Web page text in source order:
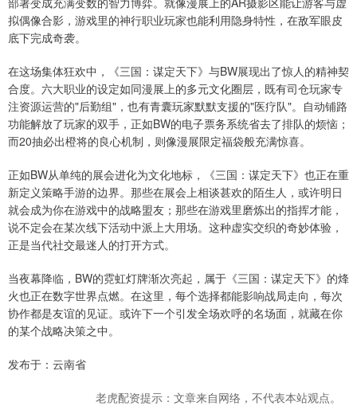
拟偶像合影，游戏里的神行职业玩家也能利用隐身特性，在敌军眼皮
底下完成奇袭。
在这场集体狂欢中，《三国：谋定天下》与BW展现出了惊人的精神契
合度。六大职业的设定如同漫展上的多元文化圈层，既有司仓玩家专
注资源运营的"后勤组"，也有青囊玩家默默支援的"医疗队"。自动铺路
功能解放了玩家的双手，正如BW的电子票务系统省去了排队的烦恼；
而20抽必出橙将的良心机制，则像漫展限定福袋般充满惊喜。
正如BW从单纯的展会进化为文化地标，《三国：谋定天下》也正在重
新定义策略手游的边界。那些在展会上相谈甚欢的陌生人，或许明日
就会成为你在游戏中的战略盟友；那些在游戏里磨炼出的指挥才能，
说不定会在某次线下活动中派上大用场。这种虚实交织的奇妙体验，
正是当代社交最迷人的打开方式。
当夜幕降临，BW的霓虹灯牌渐次亮起，属于《三国：谋定天下》的烽
火也正在数字世界点燃。在这里，每个选择都能影响战局走向，每次
协作都是友谊的见证。或许下一个引发全场欢呼的名场面，就藏在你
的某个战略决策之中。
发布于：云南省
老虎配资提示：文章来自网络，不代表本站观点。